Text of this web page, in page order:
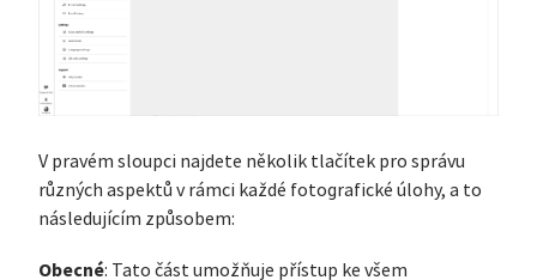
V pravém sloupci najdete několik tlačítek pro správu
různých aspektů v rámci každé fotografické úlohy, a to
následujícím způsobem:
Obecné: Tato část umožňuje přístup ke všem